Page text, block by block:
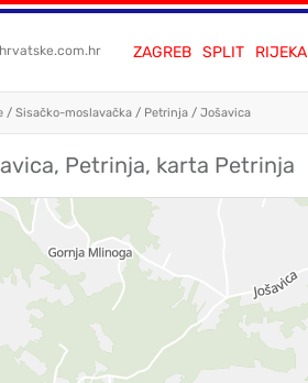
ZAGREB SPLIT RIJEKA
/ Sisačko-moslavačka / Petrinja / Jošavica
Petrinja, karta Petrinja